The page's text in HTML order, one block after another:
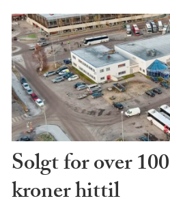
Solgt for over
kroner hittil